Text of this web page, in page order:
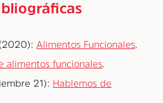
Alimentos Funcionales
alimentos funcionales
21): Hablemos de